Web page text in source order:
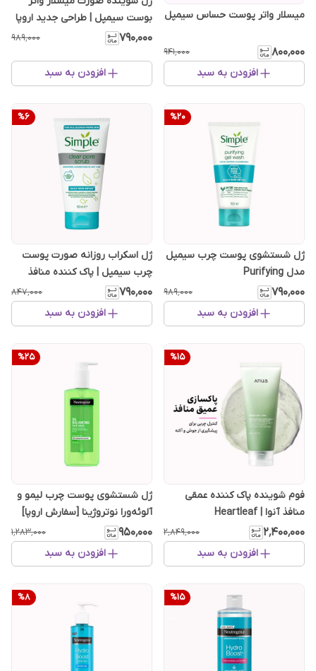
میسلار واتر پوست حساس سیمپل
۸۰۰٬۰۰۰ ۹۴۱٬۰۰۰
افزودن به سبد
بوست سیمپل | طراحی جدید اروپا
۷۹۰٬۰۰۰ ۹۸۹٬۰۰۰
افزودن به سبد
%20
ژل شستشوی پوست چرب سیمپل
مدل Purifying
۷۹۰٬۰۰۰ ۹۸۹٬۰۰۰
افزودن به سبد
%6
ژل اسکراب روزانه صورت پوست
چرب سیمپل | پاک کننده منافذ
۷۹۰٬۰۰۰ ۸۴۷٬۰۰۰
افزودن به سبد
%15
فوم شوینده پاک کننده عمقی
منافذ آنوا | Heartleaf
Quercetinol
۲٬۴۰۰٬۰۰۰ ۲٬۸۴۹٬۰۰۰
افزودن به سبد
%25
ژل شستشوی پوست چرب لیمو و
آلوئه‌ورا نوتروژینا [سفارش اروپا]
۹۵۰٬۰۰۰ ۱٬۲۸۳٬۰۰۰
افزودن به سبد
%15
%8